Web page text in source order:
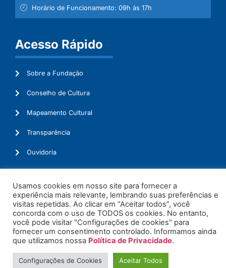
Horário de Funcionamento: 09h às 17h
Acesso Rápido
Sobre a Fundação
Conselho de Cultura
Mapeamento Cultural
Transparência
Ouvidoria
© 2026. Todos os Direitos Reservados.
Usamos cookies em nosso site para fornecer a
experiência mais relevante, lembrando suas preferências e
visitas repetidas. Ao clicar em “Aceitar todos”, você
concorda com o uso de TODOS os cookies. No entanto,
você pode visitar "Configurações de cookies" para
fornecer um consentimento controlado. Informamos ainda
que utilizamos nossa Política de Privacidade.
Configurações de Cookies Aceitar Todos